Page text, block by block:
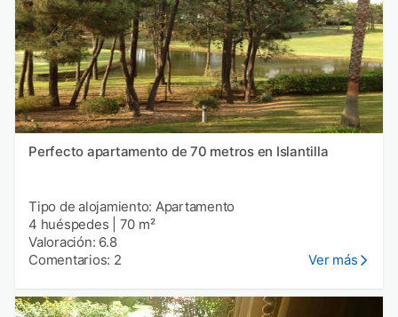
Perfecto apartamento de 70 metros en Islantilla
Tipo de alojamiento: Apartamento
4 huéspedes
70 m²
Valoración: 6.8
Comentarios: 2
Ver más